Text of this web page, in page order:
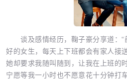
谈及感情经历，鞠子豪分享道：“
好的女生，每天上下班都会有家人接
她却要求我随叫随到，让我在上班的
宁愿等我一小时也不愿意花十分钟打